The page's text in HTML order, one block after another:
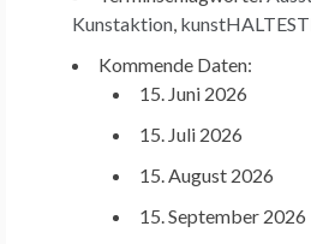
Kunstaktion,
Kommende Daten:
15. Juni 2026
15. Juli 2026
15. August 2026
15. September 2026